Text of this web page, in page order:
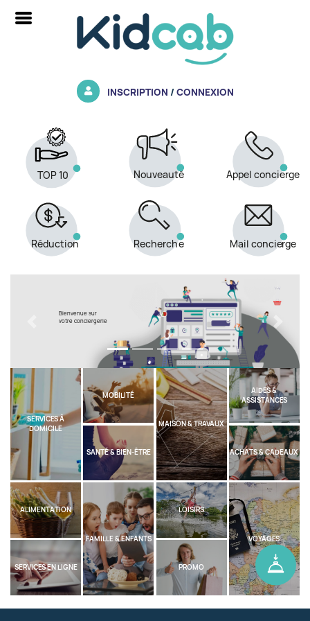
INSCRIPTION /CONNEXION
TOP 10 Nouveauté Appel concierge
Réduction Recherche Mail concierge
Bienvenue sur
votre conciergerie
Next
SERVICES À
DOMICILE
ALIMENTATION
SERVICES EN LIGNE
MOBILITÉ
SANTÉ & BIEN-ÊTRE
FAMILLE & ENFANTS
MAISON & TRAVAUX
LOISIRS
PROMO
AIDES &
ASSISTANCES
ACHATS & CADEAUX
VOYAGES